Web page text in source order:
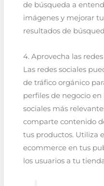
de búsqueda a
imágenes y mejorar
resultados de
4. Aprovecha las
Las redes sociales
de tráfico orgánico
perfiles de negocio
sociales más
comparte contenido
tus productos. Utiliza
ecommerce en tus
los usuarios a tu